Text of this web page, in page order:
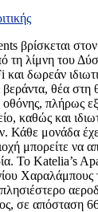
βρίσκεται
τη λίμνη του
δωρεάν
βεράντα, θέα στη
πλήρως
καθώς και
Κάθε μονάδα
μπορείτε να
Το Katelia’s
Χαραλάμπους
σε απόσταση